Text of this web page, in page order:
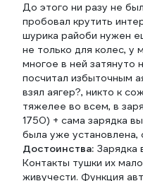
До этого ни разу не
пробовал крутить
шурика райоби нужен
не только для колес, у
многое в ней затянуто
посчитал избыточным
взял аягер?, никто к
тяжелее во всем, в
1750) + сама зарядка
была уже установлена,
Достоинства: Зарядка
Контакты тушки их
живучести. Функция